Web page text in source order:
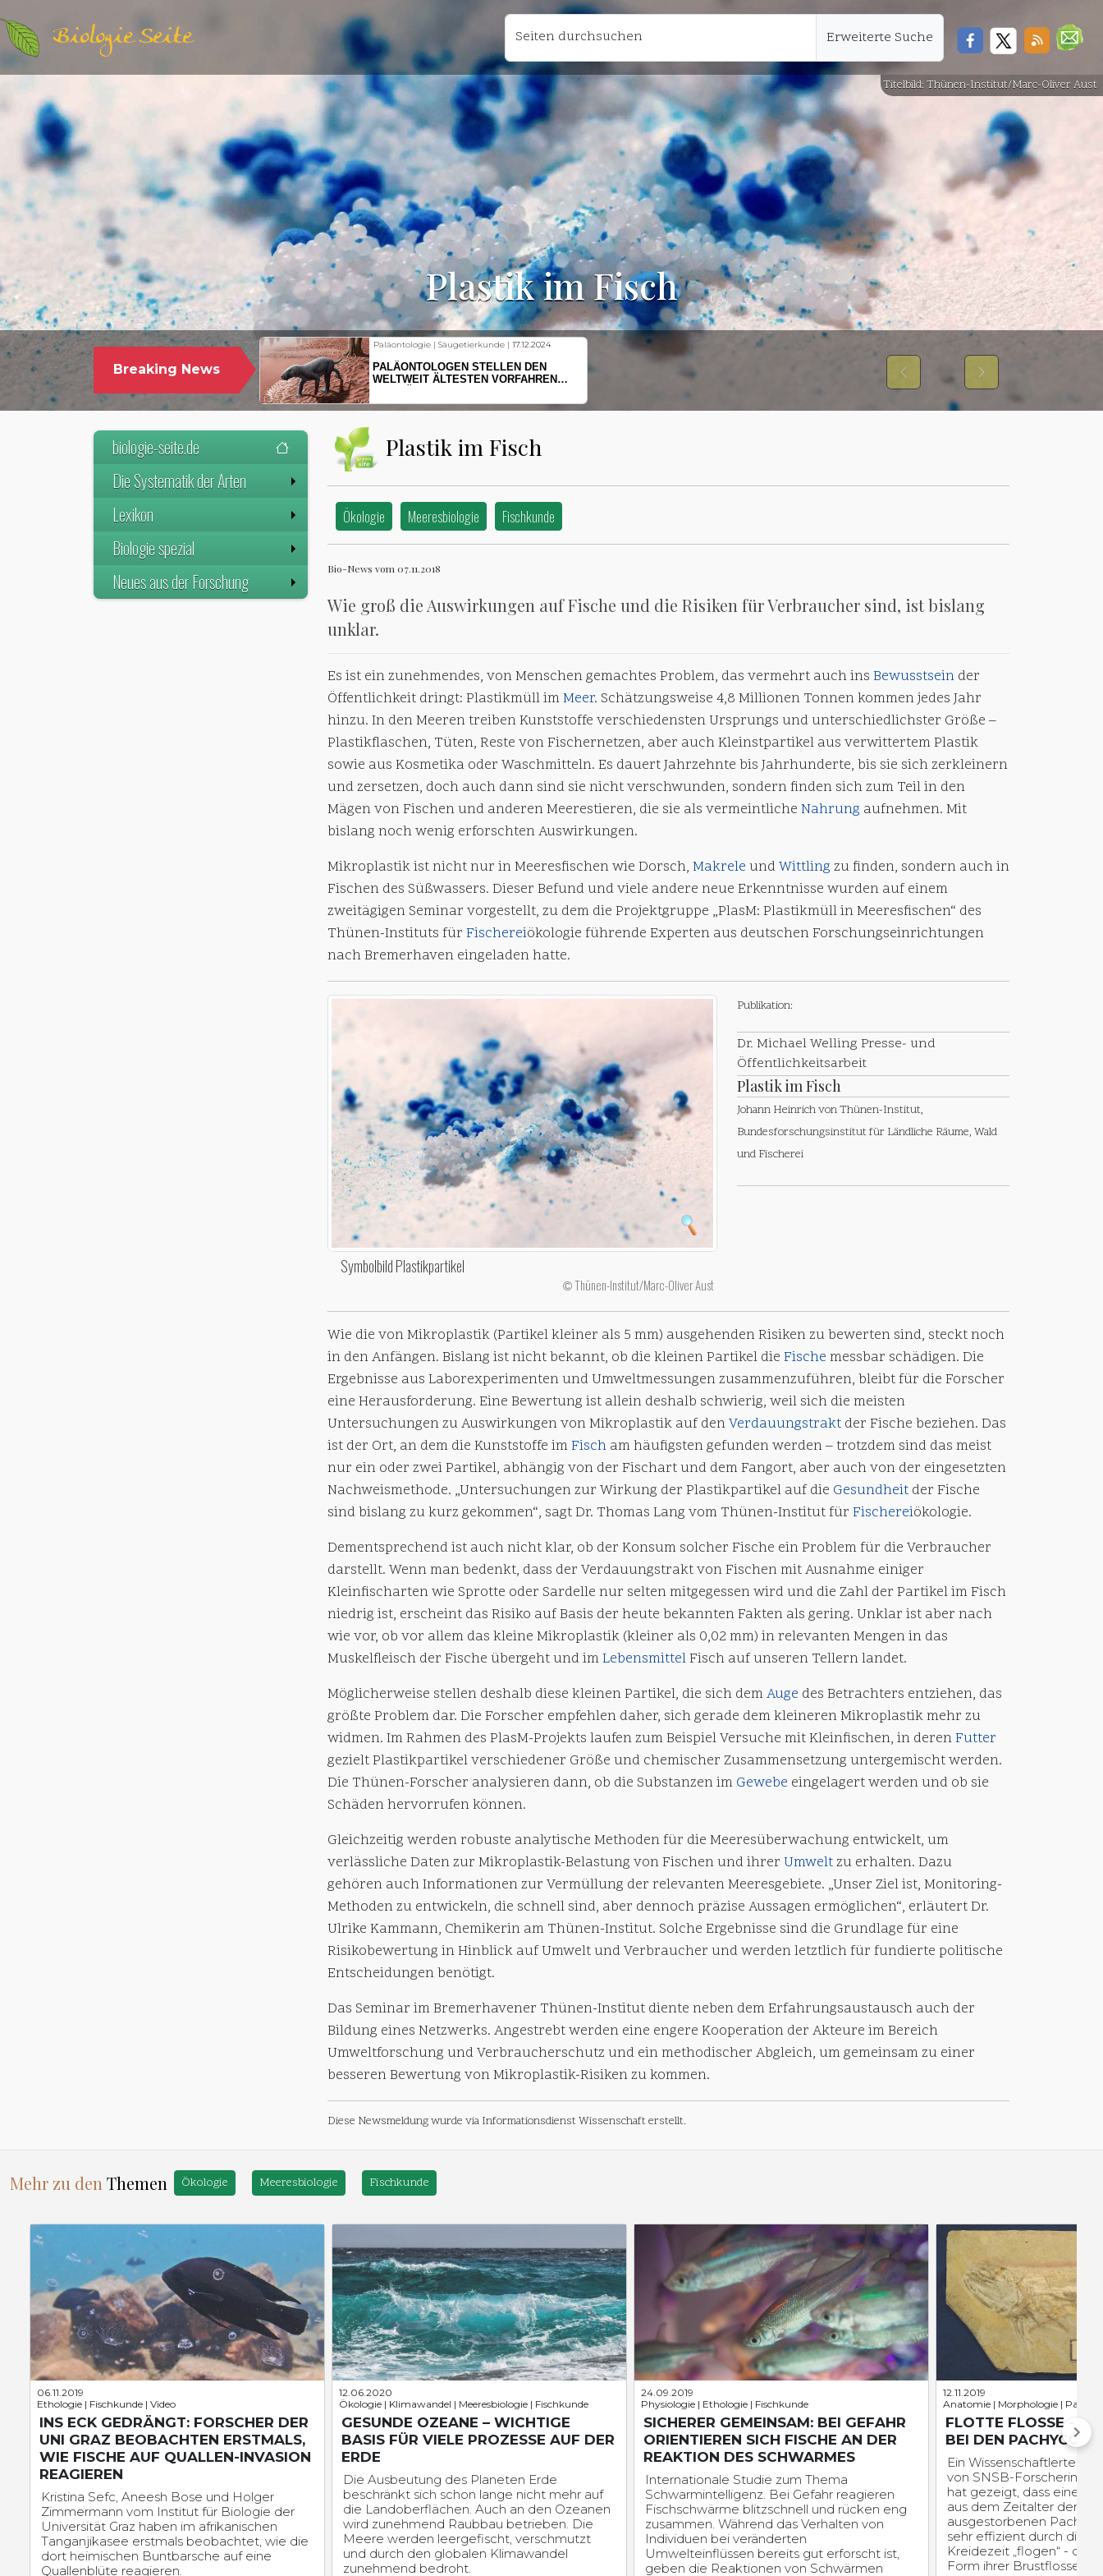
Biologie Seite Seiten durchsuchen Erweiterte Suche
Titelbild: Thünen-Institut/Marc-Oliver Aust
Plastik im Fisch
Breaking News
Fischkunde | Klimawandel |18.11.2024
KLIMAWANDEL SETZT
HERINGSLARVEN UNTER STRESS
Previous Next
biologie-seite.de
Die Systematik der Arten
Lexikon
Biologie spezial
Neues aus der Forschung
Plastik im Fisch
Ökologie Meeresbiologie Fischkunde
Bio-News vom 07.11.2018
Wie groß die Auswirkungen auf Fische und die Risiken für Verbraucher sind, ist bislang
unklar.
Es ist ein zunehmendes, von Menschen gemachtes Problem, das vermehrt auch ins Bewusstsein der
Öffentlichkeit dringt: Plastikmüll imMeer. Schätzungsweise 4,8 Millionen Tonnen kommen jedes Jahr
hinzu. In den Meeren treiben Kunststoffe verschiedensten Ursprungs und unterschiedlichster Größe –
Plastikflaschen, Tüten, Reste von Fischernetzen, aber auch Kleinstpartikel aus verwittertem Plastik
sowie aus Kosmetika oder Waschmitteln. Es dauert Jahrzehnte bis Jahrhunderte, bis sie sich zerkleinern
und zersetzen, doch auch dann sind sie nicht verschwunden, sondern finden sich zum Teil in den
Mägen von Fischen und anderen Meerestieren, die sie als vermeintliche Nahrung aufnehmen. Mit
bislang noch wenig erforschten Auswirkungen.
Mikroplastik ist nicht nur in Meeresfischen wie Dorsch, Makrele undWittling zu finden, sondern auch in
Fischen des Süßwassers. Dieser Befund und viele andere neue Erkenntnisse wurden auf einem
zweitägigen Seminar vorgestellt, zu dem die Projektgruppe „PlasM: Plastikmüll in Meeresfischen“ des
Thünen-Instituts für Fischereiökologie führende Experten aus deutschen Forschungseinrichtungen
nach Bremerhaven eingeladen hatte.
Symbolbild Plastikpartikel
©Thünen-Institut/Marc-Oliver Aust
Publikation:
Dr. Michael Welling Presse- und
Öffentlichkeitsarbeit
Plastik im Fisch
Johann Heinrich von Thünen-Institut,
Bundesforschungsinstitut für Ländliche Räume, Wald
und Fischerei
Wie die von Mikroplastik (Partikel kleiner als 5 mm) ausgehenden Risiken zu bewerten sind, steckt noch
in den Anfängen. Bislang ist nicht bekannt, ob die kleinen Partikel die Fische messbar schädigen. Die
Ergebnisse aus Laborexperimenten und Umweltmessungen zusammenzuführen, bleibt für die Forscher
eine Herausforderung. Eine Bewertung ist allein deshalb schwierig, weil sich die meisten
Untersuchungen zu Auswirkungen von Mikroplastik auf denVerdauungstrakt der Fische beziehen. Das
ist der Ort, an dem die Kunststoffe imFisch am häufigsten gefunden werden – trotzdem sind das meist
nur ein oder zwei Partikel, abhängig von der Fischart und dem Fangort, aber auch von der eingesetzten
Nachweismethode. „Untersuchungen zur Wirkung der Plastikpartikel auf die Gesundheit der Fische
sind bislang zu kurz gekommen“, sagt Dr. Thomas Lang vom Thünen-Institut für Fischereiökologie.
Dementsprechend ist auch nicht klar, ob der Konsum solcher Fische ein Problem für die Verbraucher
darstellt. Wenn man bedenkt, dass der Verdauungstrakt von Fischen mit Ausnahme einiger
Kleinfischarten wie Sprotte oder Sardelle nur selten mitgegessen wird und die Zahl der Partikel im Fisch
niedrig ist, erscheint das Risiko auf Basis der heute bekannten Fakten als gering. Unklar ist aber nach
wie vor, ob vor allem das kleine Mikroplastik (kleiner als 0,02 mm) in relevanten Mengen in das
Muskelfleisch der Fische übergeht und imLebensmittelFisch auf unseren Tellern landet.
Möglicherweise stellen deshalb diese kleinen Partikel, die sich demAuge des Betrachters entziehen, das
größte Problem dar. Die Forscher empfehlen daher, sich gerade dem kleineren Mikroplastik mehr zu
widmen. Im Rahmen des PlasM-Projekts laufen zum Beispiel Versuche mit Kleinfischen, in derenFutter
gezielt Plastikpartikel verschiedener Größe und chemischer Zusammensetzung untergemischt werden.
Die Thünen-Forscher analysieren dann, ob die Substanzen im Gewebe eingelagert werden und ob sie
Schäden hervorrufen können.
Gleichzeitig werden robuste analytische Methoden für die Meeresüberwachung entwickelt, um
verlässliche Daten zur Mikroplastik-Belastung von Fischen und ihrer Umweltzu erhalten. Dazu
gehören auch Informationen zur Vermüllung der relevanten Meeresgebiete. „Unser Ziel ist, Monitoring-
Methoden zu entwickeln, die schnell sind, aber dennoch präzise Aussagen ermöglichen“, erläutert Dr.
Ulrike Kammann, Chemikerin am Thünen-Institut. Solche Ergebnisse sind die Grundlage für eine
Risikobewertung in Hinblick auf Umwelt und Verbraucher und werden letztlich für fundierte politische
Entscheidungen benötigt.
Das Seminar im Bremerhavener Thünen-Institut diente neben dem Erfahrungsaustausch auch der
Bildung eines Netzwerks. Angestrebt werden eine engere Kooperation der Akteure im Bereich
Umweltforschung und Verbraucherschutz und ein methodischer Abgleich, um gemeinsam zu einer
besseren Bewertung von Mikroplastik-Risiken zu kommen.
Diese Newsmeldung wurde via Informationsdienst Wissenschaft erstellt.
Mehr zu den Themen Ökologie Meeresbiologie Fischkunde
06.11.2019
Ethologie | Fischkunde | Video
INS ECK GEDRÄNGT: FORSCHER DER
UNI GRAZ BEOBACHTEN ERSTMALS,
WIE FISCHE AUF QUALLEN-INVASION
REAGIEREN
Kristina Sefc, Aneesh Bose und Holger
Zimmermann vom Institut für Biologie der
Universität Graz haben im afrikanischen
Tanganjikasee erstmals beobachtet, wie die
dort heimischen Buntbarsche auf eine
Quallenblüte reagieren.
12.06.2020
Ökologie | Klimawandel | Meeresbiologie | Fischkunde
GESUNDE OZEANE – WICHTIGE
BASIS FÜR VIELE PROZESSE AUF DER
ERDE
Die Ausbeutung des Planeten Erde
beschränkt sich schon lange nicht mehr auf
die Landoberflächen. Auch an den Ozeanen
wird zunehmend Raubbau betrieben. Die
Meere werden leergefischt, verschmutzt
und durch den globalen Klimawandel
zunehmend bedroht.
24.09.2019
Physiologie | Ethologie | Fischkunde
SICHERER GEMEINSAM: BEI GEFAHR
ORIENTIEREN SICH FISCHE AN DER
REAKTION DES SCHWARMES
Internationale Studie zum Thema
Schwarmintelligenz. Bei Gefahr reagieren
Fischschwärme blitzschnell und rücken eng
zusammen. Während das Verhalten von
Individuen bei veränderten
Umwelteinflüssen bereits gut erforscht ist,
geben die Reaktionen von Schwärmen
12.11.2019
Anatomie | Morphologie |
FLOTTE FLOSSE -
BEI DEN
Ein
von SNSB-Forscherin
hat gezeigt, dass eine
aus dem Zeitalter der
ausgestorbenen
sehr effizient durch die
Kreidezeit „flogen“ -
Form ihrer Brustflossen.